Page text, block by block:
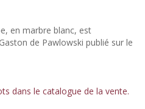
en marbre blanc, est
de Pawlowski publié sur le
dans le catalogue de la vente.